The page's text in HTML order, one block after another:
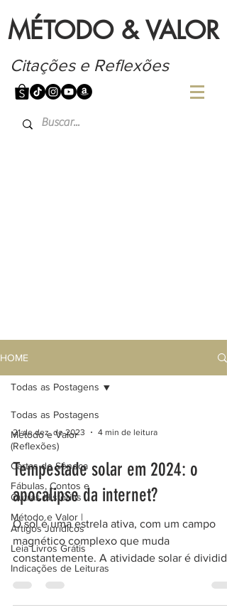
MÉTODO & VALOR
Citações e Reflexões
HOME
Todas as Postagens
Método e Valor
(Reflexões)
Cartas de Sêneca
Fábulas, Contos e
Outras Histórias
Método e Valor |
Artigos Jurídicos
Leia Livros Grátis
Indicações de Leituras
Todas as Postagens
21 de dez. de 2023 4 min de leitura
Tempestade solar em 2024: o
apocalipse da internet?
O sol é uma estrela ativa, com um campo
magnético complexo que muda
constantemente. A atividade solar é dividida
em ciclos de